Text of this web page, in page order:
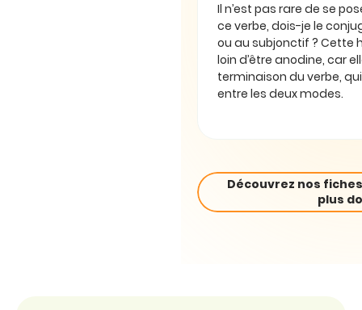
Il n’est pas rare de se
ce verbe, dois-je le
ou au subjonctif ? Cette
loin d’être anodine, car
terminaison du verbe,
entre les deux modes.
Découvrez nos
plus